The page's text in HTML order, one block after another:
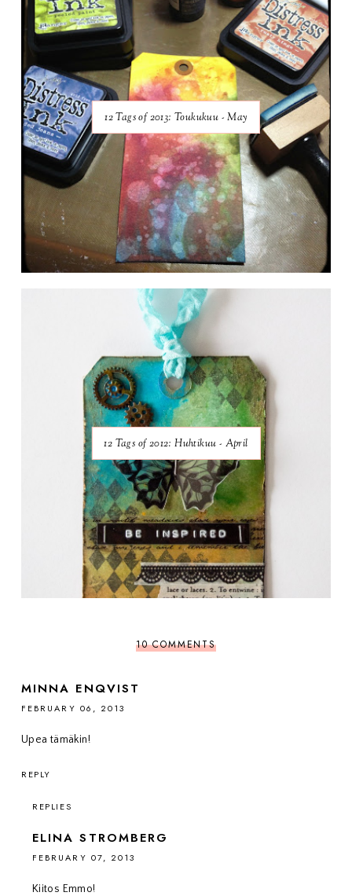
12 Tags of 2013: Toukukuu - May
12 Tags of 2012: Huhtikuu - April
10 COMMENTS
MINNA ENQVIST
FEBRUARY 06, 2013
Upea tämäkin!
REPLY
REPLIES
ELINA STROMBERG
FEBRUARY 07, 2013
Kiitos Emmo!